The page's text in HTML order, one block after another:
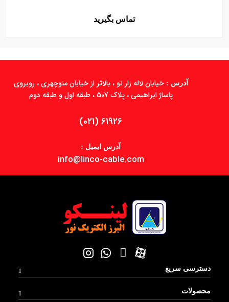
تماس بگیرید
آدرس : خیابان لاله زار نو ، بالاتر از خیابان منوچهری ، روبروی
پاساژ ابراهیمی ، پلاک 507 ، طبقه اول و طبقه دوم
(021) 61926
آدرس ایمیل :
info@linco-cable.com
دسترسی سریع
محصولات